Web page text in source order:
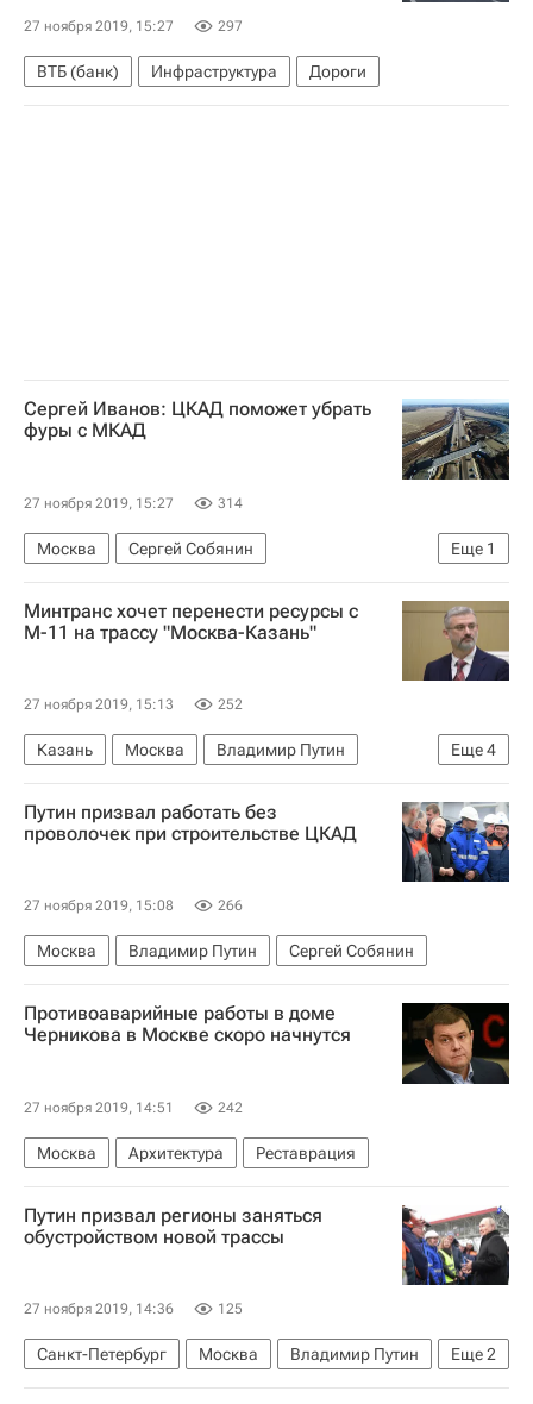
27 ноября 2019, 15:27 297
ВТБ (банк) Инфраструктура Дороги
Сергей Иванов: ЦКАД поможет убрать
фуры с МКАД
27 ноября 2019, 15:27 314
Еще 1
Москва
Сергей Собянин
Сергей Иванов (политик)
Минтранс хочет перенести ресурсы с
М-11 на трассу "Москва-Казань"
27 ноября 2019, 15:13 252
Еще4
Казань Москва
Владимир Путин
Министерство транспорта РФ (Минтранс России)
Евгений Дитрих
Инфраструктура Дороги
Путин призвал работать без
проволочек при строительстве ЦКАД
27 ноября 2019, 15:08 266
Москва Владимир Путин Сергей Собянин
Противоаварийные работы в доме
Черникова в Москве скоро начнутся
27 ноября 2019, 14:51 242
Москва Архитектура Реставрация
Путин призвал регионы заняться
обустройством новой трассы
27 ноября 2019, 14:36 125
Еще2
Санкт-Петербург Москва
Владимир Путин
Инфраструктура
Россия